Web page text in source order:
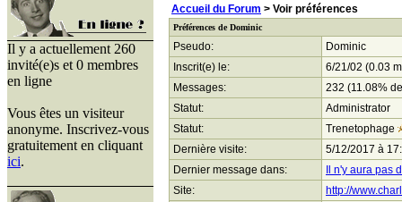
Il y a actuellement 260
invité(e)s et 0 membres
en ligne
Vous êtes un visiteur
anonyme. Inscrivez-vous
gratuitement en cliquant
ici.
Accueil du Forum > Voir préférences
Préférences de Dominic
Pseudo:
Dominic
Inscrit(e) le:
6/21/02 (0.03
Messages:
232 (11.08%
Statut:
Administrator
Statut:
Trenetophage
Dernière visite:
5/12/2017 à
Dernier message dans:
Il n'y aura pas
Site:
http://